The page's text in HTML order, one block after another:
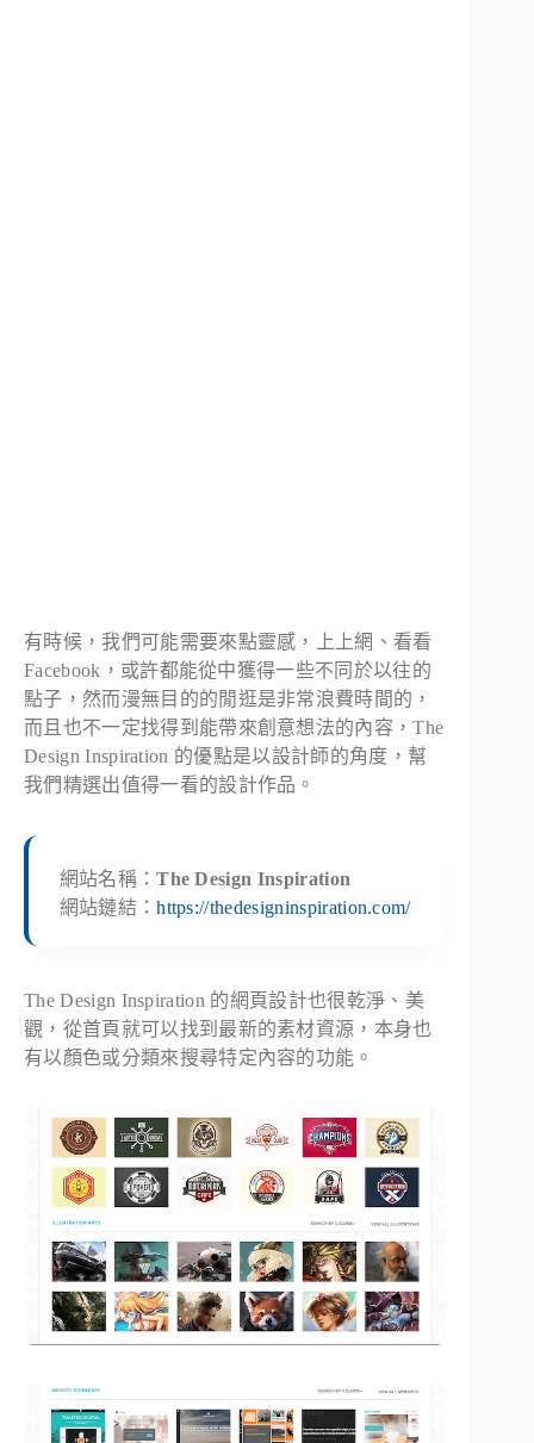
有時候，我們可能需要來點靈感，上上網、看看
Facebook，或許都能從中獲得一些不同於以往的
點子，然而漫無目的的閒逛是非常浪費時間的，
而且也不一定找得到能帶來創意想法的內容，The
Design Inspiration 的優點是以設計師的角度，幫
我們精選出值得一看的設計作品。
網站名稱：The Design Inspiration
網站鏈結：https://thedesigninspiration.com/
The Design Inspiration 的網頁設計也很乾淨、美
觀，從首頁就可以找到最新的素材資源，本身也
有以顏色或分類來搜尋特定內容的功能。